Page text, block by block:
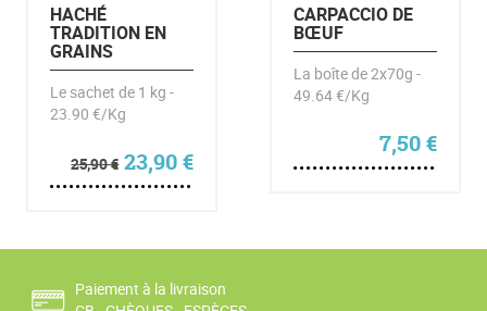
HACHÉ
TRADITION EN
GRAINS
Le sachet de 1 kg -
23.90 €/Kg
25,90€ Le prix initial était : 25,90 €.
23,90€Le prix actuel est : 23,90 €.
CARPACCIO DE
BŒUF
La boîte de 2x70g -
49.64 €/Kg
7,50€
Paiement à la livraison